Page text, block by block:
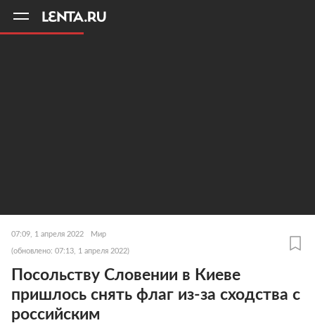
07:09, 1 апреля 2022 Мир
(обновлено: 07:13, 1 апреля 2022)
Посольству Словении в Киеве
пришлось снять флаг из-за сходства с
российским